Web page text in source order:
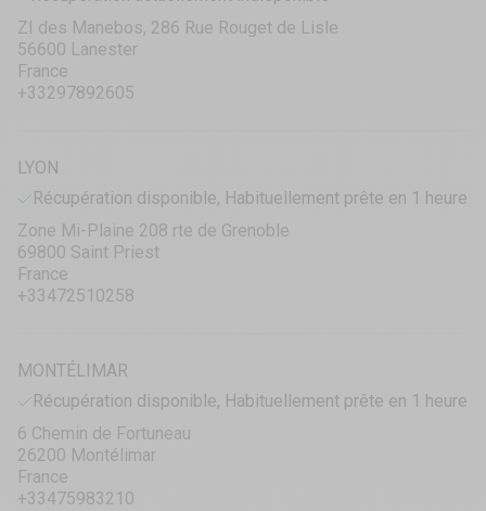
ZI des Manebos, 286 Rue Rouget de Lisle
56600 Lanester
France
+33297892605
LYON
Récupération disponible, Habituellement prête en 1 heure
Zone Mi-Plaine 208 rte de Grenoble
69800 Saint Priest
France
+33472510258
MONTÉLIMAR
Récupération disponible, Habituellement prête en 1 heure
6 Chemin de Fortuneau
26200 Montélimar
France
+33475983210